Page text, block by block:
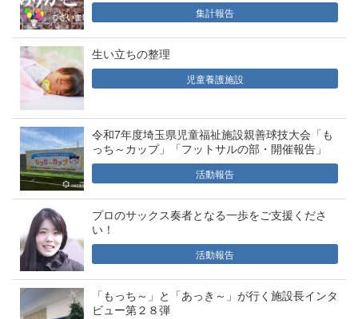
集計報告
生い立ちの整理
児童養護施設
令和7年度埼玉県児童福祉施設親善球技大会「も
っち～カップ」「フットサルの部・開催報告」
活動報告
プロのサックス奏者となる一歩をご支援くださ
い！
活動報告
「もっち～」と「あっき～」が行く施設長インタ
ビュー第２８弾